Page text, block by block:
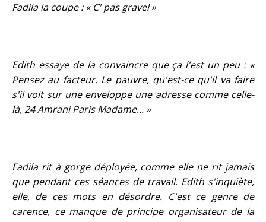
Fadila la coupe : « C' pas grave! »
Edith essaye de la convaincre que ça l'est un peu : «
Pensez au facteur. Le pauvre, qu'est-ce qu'il va faire
s'il voit sur une enveloppe une adresse comme celle-
là, 24 Amrani Paris Madame... »
Fadila rit à gorge déployée, comme elle ne rit jamais
que pendant ces séances de travail. Edith s'inquiète,
elle, de ces mots en désordre. C'est ce genre de
carence, ce manque de principe organisateur de la